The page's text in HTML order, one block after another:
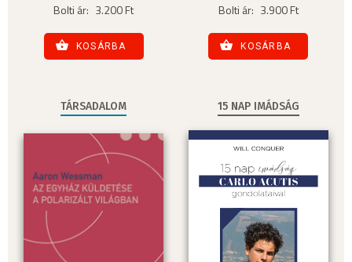
Bolti ár: 3.200 Ft
KOSÁRBA
Bolti ár: 3.900 Ft
KOSÁRBA
TÁRSADALOM 15 NAP IMÁDSÁG